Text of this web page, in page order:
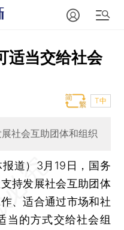
适当交给社会
T中
社会互助团体和组织
道） 3月19日，国务
持发展社会互助团体
、适合通过市场和社
当的方式交给社会组